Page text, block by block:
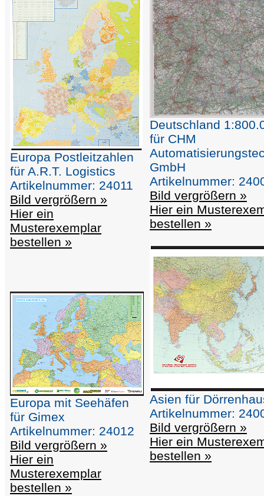
Europa Postleitzahlen
für A.R.T. Logistics
Artikelnummer: 24011
Bild vergrößern »
Hier ein
Musterexemplar
bestellen »
Europa mit Seehäfen
für Gimex
Artikelnummer: 24012
Bild vergrößern »
Hier ein
Musterexemplar
bestellen »
Deutschland
für CHM
GmbH
Artikelnummer:
Bild vergrößern »
Hier ein
bestellen »
Asien für
Artikelnummer:
Bild vergrößern »
Hier ein
bestellen »